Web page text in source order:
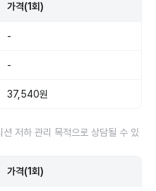
가격(1회)
-
-
37,540원
저하 관리 목적으로 상담될 수 있
가격(1회)